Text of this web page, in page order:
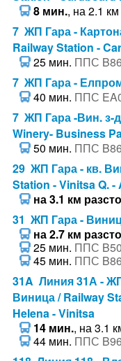
8 мин., на 2.1
7 ЖП Гара -
Railway Station -
25 мин. ППС
7 ЖП Гара -
40 мин. ППС
7 ЖП Гара -Вин. з-
Winery- Business
50 мин. ППС
29 ЖП Гара - кв.
Station - Vinitsa Q.
на 3.1 км
31 ЖП Гара -
на 2.7 км
25 мин. ППС
45 мин. ППС
31A Линия 31А -
Виница / Railway
Helena - Vinitsa
14 мин., на 3.1
44 мин. ППС